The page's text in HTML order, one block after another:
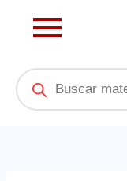
Products
search